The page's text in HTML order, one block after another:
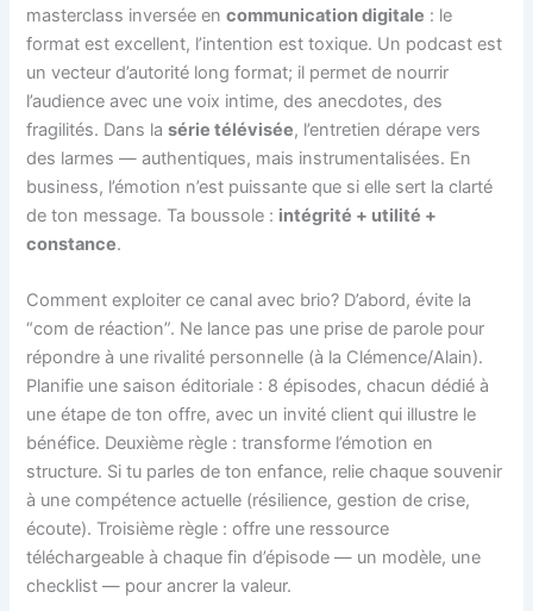
masterclass inversée encommunication digitale : le
format est excellent, l’intention est toxique. Un podcast est
un vecteur d’autorité long format; il permet de nourrir
l’audience avec une voix intime, des anecdotes, des
fragilités. Dans lasérie télévisée, l’entretien dérape vers
des larmes — authentiques, mais instrumentalisées. En
business, l’émotion n’est puissante que si elle sert la clarté
de ton message. Ta boussole : intégrité + utilité +
constance.
Comment exploiter ce canal avec brio? D’abord, évite la
“com de réaction”. Ne lance pas une prise de parole pour
répondre à une rivalité personnelle (à la Clémence/Alain).
Planifie une saison éditoriale : 8 épisodes, chacun dédié à
une étape de ton offre, avec un invité client qui illustre le
bénéfice. Deuxième règle : transforme l’émotion en
structure. Si tu parles de ton enfance, relie chaque souvenir
à une compétence actuelle (résilience, gestion de crise,
écoute). Troisième règle : offre une ressource
téléchargeable à chaque fin d’épisode — un modèle, une
checklist — pour ancrer la valeur.